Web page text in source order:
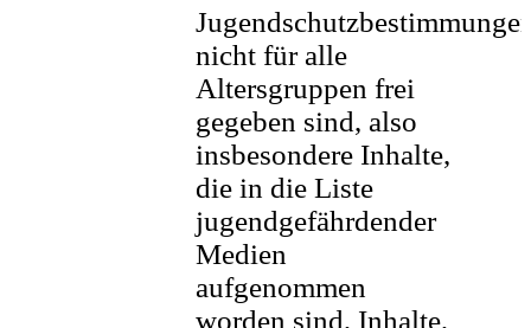
nicht für alle
Altersgruppen frei
gegeben sind, also
insbesondere Inhalte,
die in die Liste
jugendgefährdender
Medien
aufgenommen
worden sind, Inhalte,